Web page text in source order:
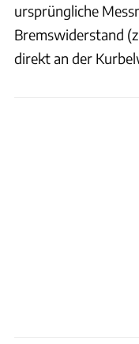
ursprüngliche
Bremswiderstand
direkt an der